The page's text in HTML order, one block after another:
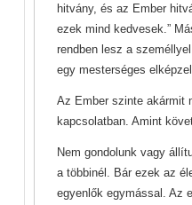
hitvány, és az Ember
ezek mind kedvesek.”
rendben lesz a
egy mesterséges
Az Ember szinte akármit
kapcsolatban. Amint
Nem gondolunk vagy
a többinél. Bár ezek az
egyenlők egymással. Az